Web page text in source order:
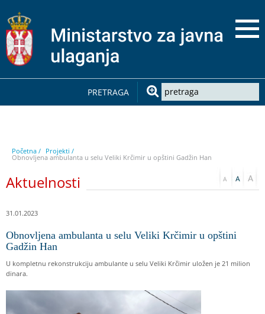
PRETRAGA
Početna / Projekti /
Obnovljena ambulanta u selu Veliki Krčimir u opštini Gadžin Han
Aktuelnosti
31.01.2023
Obnovljena ambulanta u selu Veliki Krčimir u opštini
Gadžin Han
U kompletnu rekonstrukciju ambulante u selu Veliki Krčimir uložen je 21 milion
dinara.